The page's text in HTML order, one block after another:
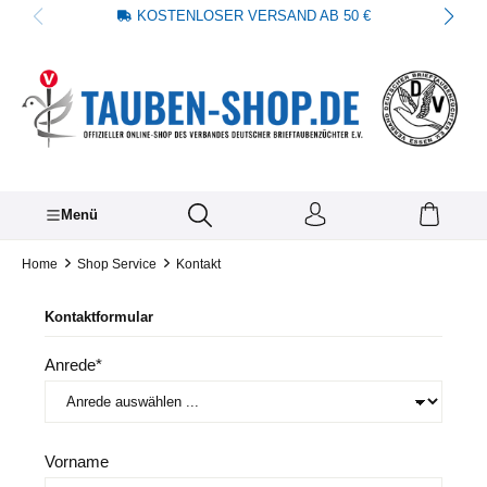
springen KOSTENLOSER VERSAND AB 50 €
Menü
Home Shop Service Kontakt
Kontaktformular
Anrede*
Vorname